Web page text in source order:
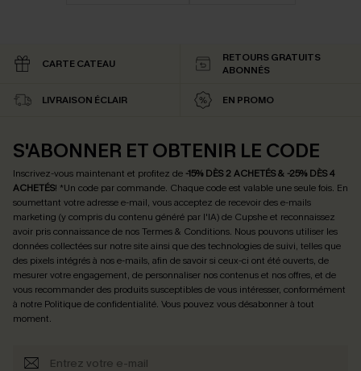
CARTE CATEAU
RETOURS GRATUITS
ABONNÉS
LIVRAISON ÉCLAIR EN PROMO
S'ABONNER ET OBTENIR LE CODE
Inscrivez-vous maintenant et profitez de -15% DÈS 2 ACHETÉS & -25% DÈS 4
ACHETÉS! *Un code par commande. Chaque code est valable une seule fois. En
soumettant votre adresse e-mail, vous acceptez de recevoir des e-mails
marketing (y compris du contenu généré par l'IA) de Cupshe et reconnaissez
avoir pris connaissance de nosTermes & Conditions. Nous pouvons utiliser les
données collectées sur notre site ainsi que des technologies de suivi, telles que
des pixels intégrés à nos e-mails, afin de savoir si ceux-ci ont été ouverts, de
mesurer votre engagement, de personnaliser nos contenus et nos offres, et de
vous recommander des produits susceptibles de vous intéresser, conformément
à notre Politique de confidentialité. Vous pouvez vous désabonner à tout
moment.